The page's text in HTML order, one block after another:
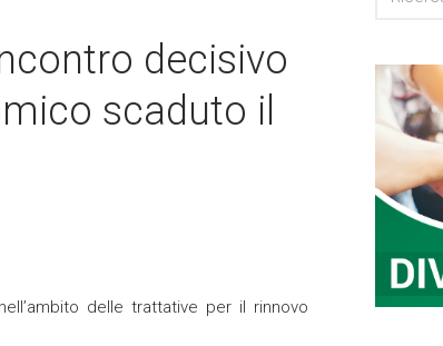
decisivo
scaduto il
delle trattative per il rinnovo